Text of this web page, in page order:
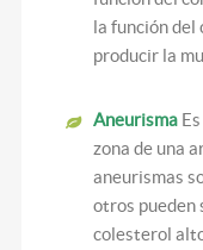
la función del
producir la
Aneurisma
zona de una
aneurismas
otros pueden
colesterol